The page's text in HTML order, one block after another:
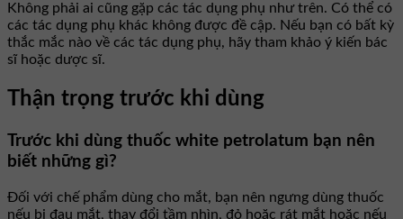
Không phải ai cũng gặp các tác dụng phụ như trên. Có thể có
các tác dụng phụ khác không được đề cập. Nếu bạn có bất kỳ
thắc mắc nào về các tác dụng phụ, hãy tham khảo ý kiến bác
sĩ hoặc dược sĩ.
Thận trọng trước khi dùng
Trước khi dùng thuốc white petrolatum bạn nên
biết những gì?
Đối với chế phẩm dùng cho mắt, bạn nên ngưng dùng thuốc
nếu bị đau mắt, thay đổi tầm nhìn, đỏ hoặc rát mắt hoặc nếu